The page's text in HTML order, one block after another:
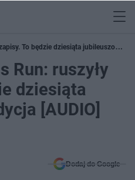
​To będzie dziesiąta jubileuszowa
Run: ruszyły
dziesiąta
[AUDIO]
Dodaj do Google